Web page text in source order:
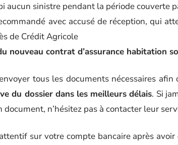
aucun sinistre pendant la période couverte
avec accusé de réception, qui
de Crédit Agricole
nouveau contrat d’assurance habitation
tous les documents nécessaires
du dossier dans les meilleurs délais. Si
document, n’hésitez pas à contacter leur
sur votre compte bancaire après avoir